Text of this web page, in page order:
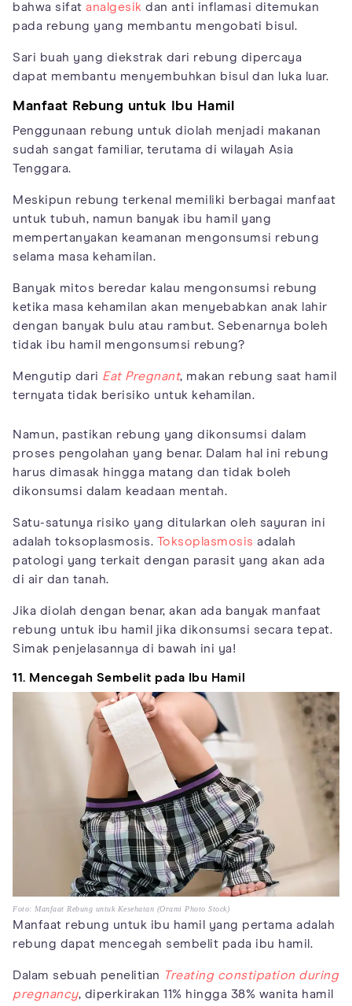
bahwa sifat analgesik dan anti inflamasi ditemukan
pada rebung yang membantu mengobati bisul.
Sari buah yang diekstrak dari rebung dipercaya
dapat membantu menyembuhkan bisul dan luka luar.
Manfaat Rebung untuk Ibu Hamil
Penggunaan rebung untuk diolah menjadi makanan
sudah sangat familiar, terutama di wilayah Asia
Tenggara.
Meskipun rebung terkenal memiliki berbagai manfaat
untuk tubuh, namun banyak ibu hamil yang
mempertanyakan keamanan mengonsumsi rebung
selama masa kehamilan.
Banyak mitos beredar kalau mengonsumsi rebung
ketika masa kehamilan akan menyebabkan anak lahir
dengan banyak bulu atau rambut. Sebenarnya boleh
tidak ibu hamil mengonsumsi rebung?
Mengutip dari Eat Pregnant, makan rebung saat hamil
ternyata tidak berisiko untuk kehamilan.
Namun, pastikan rebung yang dikonsumsi dalam
proses pengolahan yang benar. Dalam hal ini rebung
harus dimasak hingga matang dan tidak boleh
dikonsumsi dalam keadaan mentah.
Satu-satunya risiko yang ditularkan oleh sayuran ini
adalah toksoplasmosis. Toksoplasmosis adalah
patologi yang terkait dengan parasit yang akan ada
di air dan tanah.
Jika diolah dengan benar, akan ada banyak manfaat
rebung untuk ibu hamil jika dikonsumsi secara tepat.
Simak penjelasannya di bawah ini ya!
11. Mencegah Sembelit pada Ibu Hamil
Foto: Manfaat Rebung untuk Kesehatan (Orami Photo Stock)
Manfaat rebung untuk ibu hamil yang pertama adalah
rebung dapat mencegah sembelit pada ibu hamil.
Dalam sebuah penelitian Treating constipation during
pregnancy, diperkirakan 11% hingga 38% wanita hamil